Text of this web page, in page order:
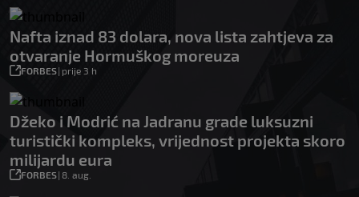
Nafta iznad 83 dolara, nova lista zahtjeva za
otvaranje Hormuškog moreuza
FORBES| prije 3 h
Džeko i Modrić na Jadranu grade luksuzni
turistički kompleks, vrijednost projekta skoro
milijardu eura
FORBES| 8. aug.